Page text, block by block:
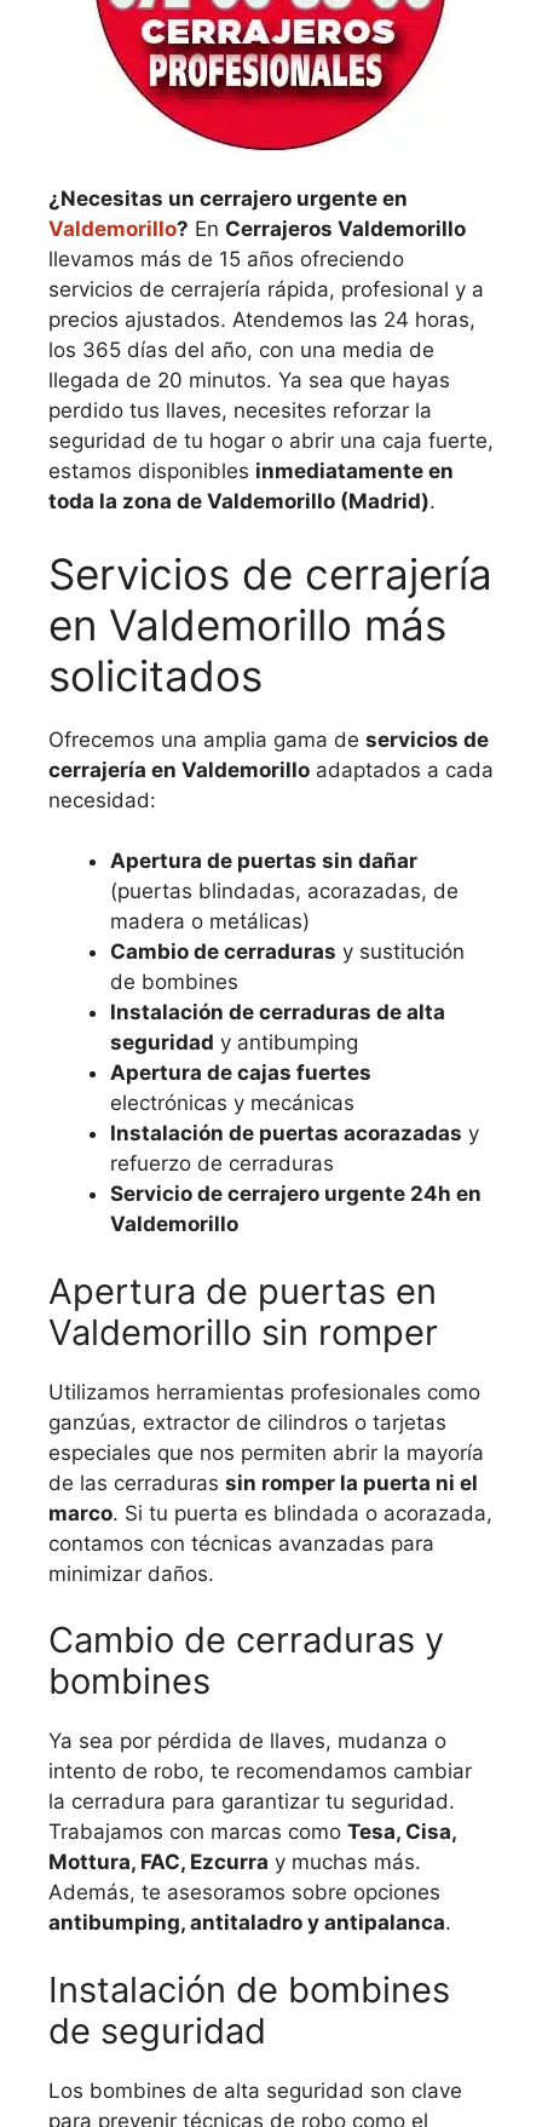
¿Necesitas un cerrajero urgente en
Valdemorillo? En Cerrajeros Valdemorillo
llevamos más de 15 años ofreciendo
servicios de cerrajería rápida, profesional y a
precios ajustados. Atendemos las 24 horas,
los 365 días del año, con una media de
llegada de 20 minutos. Ya sea que hayas
perdido tus llaves, necesites reforzar la
seguridad de tu hogar o abrir una caja fuerte,
estamos disponibles inmediatamente en
toda la zona de Valdemorillo (Madrid).
Servicios de cerrajería
en Valdemorillo más
solicitados
Ofrecemos una amplia gama de servicios de
cerrajería en Valdemorillo adaptados a cada
necesidad:
Apertura de puertas sin dañar
(puertas blindadas, acorazadas, de
madera o metálicas)
Cambio de cerraduras y sustitución
de bombines
Instalación de cerraduras de alta
seguridad y antibumping
Apertura de cajas fuertes
electrónicas y mecánicas
Instalación de puertas acorazadas y
refuerzo de cerraduras
Servicio de cerrajero urgente 24h en
Valdemorillo
Apertura de puertas en
Valdemorillo sin romper
Utilizamos herramientas profesionales como
ganzúas, extractor de cilindros o tarjetas
especiales que nos permiten abrir la mayoría
de las cerraduras sin romper la puerta ni el
marco. Si tu puerta es blindada o acorazada,
contamos con técnicas avanzadas para
minimizar daños.
Cambio de cerraduras y
bombines
Ya sea por pérdida de llaves, mudanza o
intento de robo, te recomendamos cambiar
la cerradura para garantizar tu seguridad.
Trabajamos con marcas como Tesa, Cisa,
Mottura, FAC, Ezcurra y muchas más.
Además, te asesoramos sobre opciones
antibumping, antitaladro y antipalanca.
Instalación de bombines
de seguridad
Los bombines de alta seguridad son clave
para prevenir técnicas de robo como el